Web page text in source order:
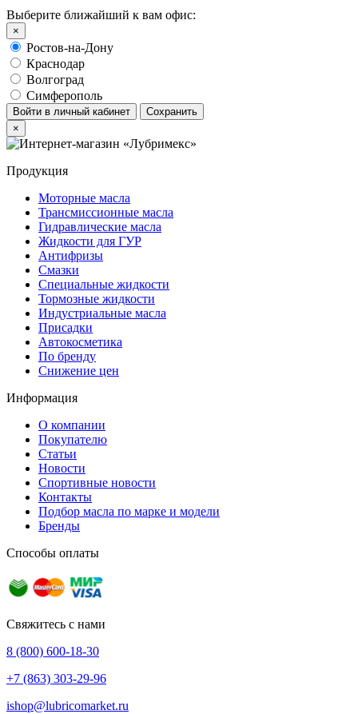
Выберите ближайший к вам офис:
×
Ростов-на-Дону
Краснодар
Волгоград
Симферополь
Войти в личный кабинет
Сохранить
×
Продукция
Моторные масла
Трансмиссионные масла
Гидравлические масла
Жидкости для ГУР
Антифризы
Смазки
Специальные жидкости
Тормозные жидкости
Индустриальные масла
Присадки
Автокосметика
По бренду
Снижение цен
Информация
О компании
Покупателю
Статьи
Новости
Спортивные новости
Контакты
Подбор масла по марке и модели
Бренды
Способы оплаты
Свяжитесь с нами
8 (800) 600-18-30
+7 (863) 303-29-96
ishop@lubricomarket.ru